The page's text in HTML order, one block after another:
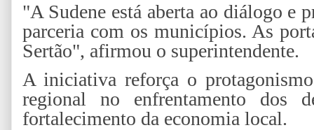
"A Sudene está aberta ao diálogo e
parceria com os municípios. As
Sertão", afirmou o superintendente.
A iniciativa reforça o
regional no enfrentamento dos
fortalecimento da economia local.